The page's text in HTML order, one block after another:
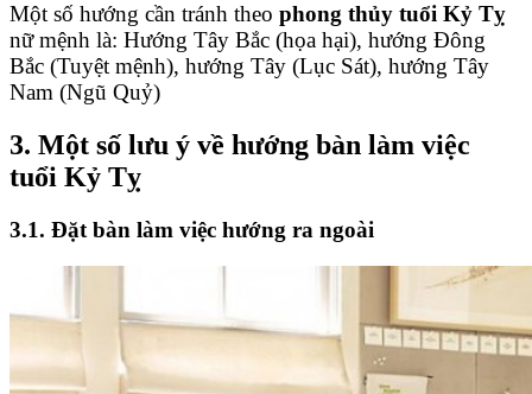
Một số hướng cần tránh theo phong thủy tuổi Kỷ Tỵ
nữ mệnh là: Hướng Tây Bắc (họa hại), hướng Đông
Bắc (Tuyệt mệnh), hướng Tây (Lục Sát), hướng Tây
Nam (Ngũ Quỷ)
3. Một số lưu ý về hướng bàn làm việc
tuổi Kỷ Tỵ
3.1. Đặt bàn làm việc hướng ra ngoài